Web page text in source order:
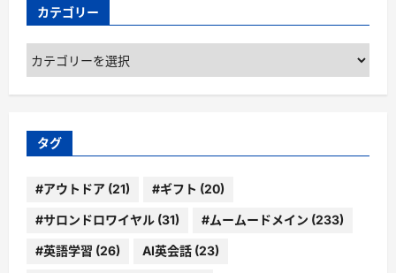
カテゴリー
カ
ゴ
ー
タグ
#アウトドア (21) #ギフト (20)
#サロンドロワイヤル (31) #ムームードメイン (233)
#英語学習 (26) AI英会話 (23)